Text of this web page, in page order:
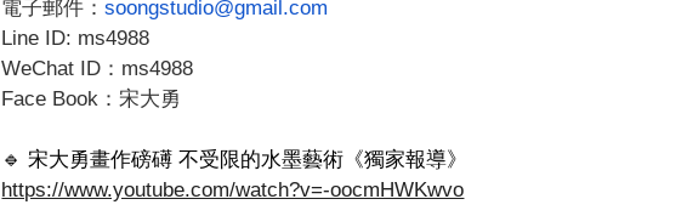
電子郵件：soongstudio@gmail.com
Line ID: ms4988
WeChat ID：ms4988
Face Book：宋大勇
🔹️宋大勇畫作磅礡 不受限的水墨藝術《獨家報導》
https://www.youtube.com/watch?v=-oocmHWKwvo